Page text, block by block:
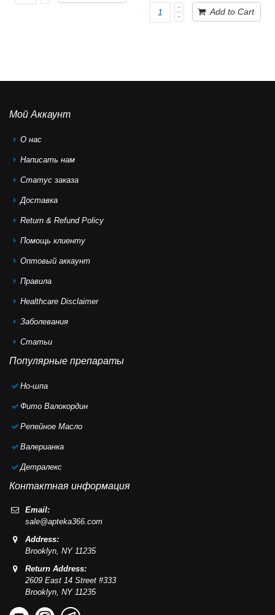
Add to Cart
Мой Аккаунт
О нас
Написать нам
Статус заказа
Доставка
Return & Refund Policy
Помощь клиeнту
Оптовый аккаунт
Правила
Healthcare Disclaimer
Заболевания
Статьи
Популярные препараты
Но-шпа
Фито Валокордин
Репейное Масло
Валерианка
Детралекс
Контактная информация
Email:
sale@apteka366.com
Address:
Brooklyn,NY 11235
Return Address:
2609 East 14 Street #333
Brooklyn,NY 11235